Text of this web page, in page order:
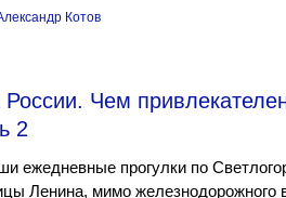
Котов
Чем
2
ежедневные прогулки по
Ленина, мимо железнодорожного